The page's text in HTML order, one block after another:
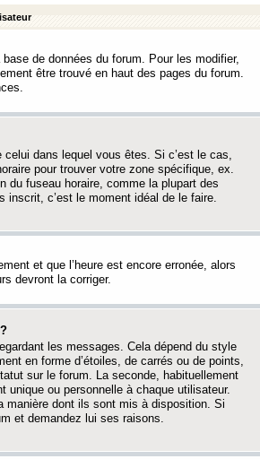
de données du forum. Pour les modifier,
être trouvé en haut des pages du forum.
celui dans lequel vous êtes. Si c’est le cas,
pour trouver votre zone spécifique, ex.
du fuseau horaire, comme la plupart des
inscrit, c’est le moment idéal de le faire.
et que l’heure est encore erronée, alors
devront la corriger.
les messages. Cela dépend du style
en forme d’étoiles, de carrés ou de points,
sur le forum. La seconde, habituellement
unique ou personnelle à chaque utilisateur.
manière dont ils sont mis à disposition. Si
et demandez lui ses raisons.